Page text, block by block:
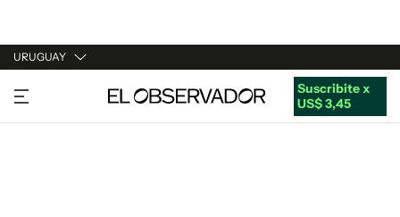
URUGUAY
URUGUAY
ARGENTINA
Suscribite x
US$ 3,45